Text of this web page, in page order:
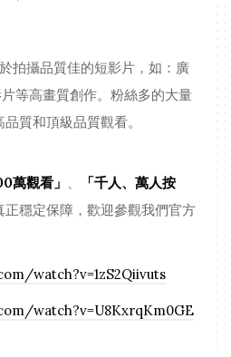
拍攝品質佳的短影片，如：廣
等高畫質創作。粉絲多的大量
質和頂級品質觀看。
萬觀看」 、
「千人、萬人按
正穩定保障，歡迎參觀我們官方
watch?v=1zS2Qiivuts
watch?v=U8KxrqKm0GE